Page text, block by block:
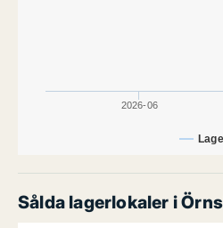
2026-06
Sålda lagerlokaler i